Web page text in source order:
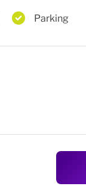
Parking